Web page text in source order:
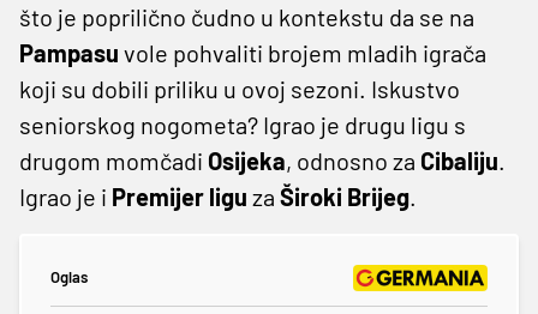
što je poprilično čudno u kontekstu da se na
Pampasu vole pohvaliti brojem mladih igrača
koji su dobili priliku u ovoj sezoni. Iskustvo
seniorskog nogometa? Igrao je drugu ligu s
drugom momčadi Osijeka, odnosno za Cibaliju.
Igrao je i Premijer ligu za Široki Brijeg.
Oglas